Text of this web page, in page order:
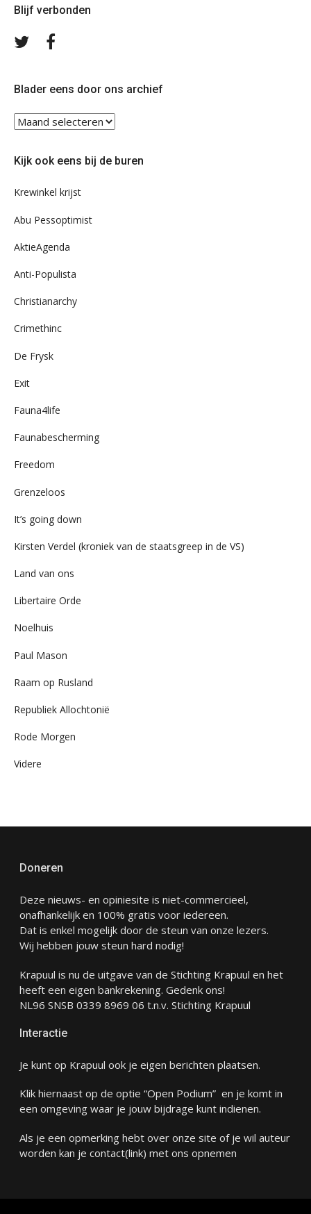
Blijf verbonden
Volg
Blader eens door ons archief
Blader
ons
Kijk ook eens bij de buren
Krewinkel krijst
Abu Pessoptimist
AktieAgenda
Anti-Populista
Christianarchy
Crimethinc
De Frysk
Exit
Fauna4life
Faunabescherming
Freedom
Grenzeloos
It’s going down
Kirsten Verdel (kroniek van de staatsgreep in de VS)
Land van ons
Libertaire Orde
Noelhuis
Paul Mason
Raam op Rusland
Republiek Allochtonië
Rode Morgen
Videre
Doneren
Deze nieuws- en opiniesite is niet-commercieel,
onafhankelijk en 100% gratis voor iedereen.
Dat is enkel mogelijk door de steun van onze lezers.
Wij hebben jouw steun hard nodig!
Krapuul is nu de uitgave van de Stichting Krapuul en het
heeft een eigen bankrekening. Gedenk ons!
NL96 SNSB 0339 8969 06 t.n.v. Stichting Krapuul
Interactie
Je kunt op Krapuul ook je eigen berichten plaatsen.
Klik hiernaast op de optie “Open Podium” en je komt in
een omgeving waar je jouw bijdrage kunt indienen.
Als je een opmerking hebt over onze site of je wil auteur
worden kan je contact(link) met ons opnemen